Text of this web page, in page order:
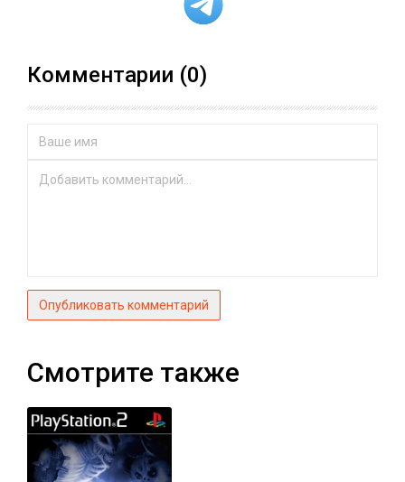
Комментарии (0)
Опубликовать комментарий
Смотрите также